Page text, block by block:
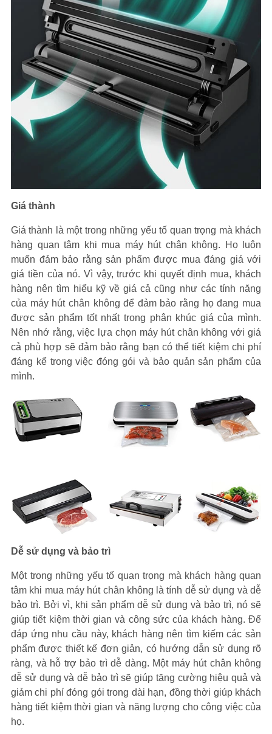
Giá thành
Giá thành là một trong những yếu tố quan trọng mà khách
hàng quan tâm khi mua máy hút chân không. Họ luôn
muốn đảm bảo rằng sản phẩm được mua đáng giá với
giá tiền của nó. Vì vậy, trước khi quyết định mua, khách
hàng nên tìm hiểu kỹ về giá cả cũng như các tính năng
của máy hút chân không để đảm bảo rằng họ đang mua
được sản phẩm tốt nhất trong phân khúc giá của mình.
Nên nhớ rằng, việc lựa chọn máy hút chân không với giá
cả phù hợp sẽ đảm bảo rằng bạn có thể tiết kiệm chi phí
đáng kể trong việc đóng gói và bảo quản sản phẩm của
mình.
Dễ sử dụng và bảo trì
Một trong những yếu tố quan trọng mà khách hàng quan
tâm khi mua máy hút chân không là tính dễ sử dụng và dễ
bảo trì. Bởi vì, khi sản phẩm dễ sử dụng và bảo trì, nó sẽ
giúp tiết kiệm thời gian và công sức của khách hàng. Để
đáp ứng nhu cầu này, khách hàng nên tìm kiếm các sản
phẩm được thiết kế đơn giản, có hướng dẫn sử dụng rõ
ràng, và hỗ trợ bảo trì dễ dàng. Một máy hút chân không
dễ sử dụng và dễ bảo trì sẽ giúp tăng cường hiệu quả và
giảm chi phí đóng gói trong dài hạn, đồng thời giúp khách
hàng tiết kiệm thời gian và năng lượng cho công việc của
họ.